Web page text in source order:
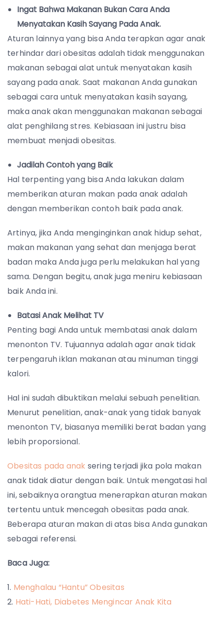
Ingat Bahwa Makanan Bukan Cara Anda
Menyatakan Kasih Sayang Pada Anak.
Aturan lainnya yang bisa Anda terapkan agar anak
terhindar dari obesitas adalah tidak menggunakan
makanan sebagai alat untuk menyatakan kasih
sayang pada anak. Saat makanan Anda gunakan
sebagai cara untuk menyatakan kasih sayang,
maka anak akan menggunakan makanan sebagai
alat penghilang stres. Kebiasaan ini justru bisa
membuat menjadi obesitas.
Jadilah Contoh yang Baik
Hal terpenting yang bisa Anda lakukan dalam
memberikan aturan makan pada anak adalah
dengan memberikan contoh baik pada anak.
Artinya, jika Anda menginginkan anak hidup sehat,
makan makanan yang sehat dan menjaga berat
badan maka Anda juga perlu melakukan hal yang
sama. Dengan begitu, anak juga meniru kebiasaan
baik Anda ini.
Batasi Anak Melihat TV
Penting bagi Anda untuk membatasi anak dalam
menonton TV. Tujuannya adalah agar anak tidak
terpengaruh iklan makanan atau minuman tinggi
kalori.
Hal ini sudah dibuktikan melalui sebuah penelitian.
Menurut penelitian, anak-anak yang tidak banyak
menonton TV, biasanya memiliki berat badan yang
lebih proporsional.
Obesitas pada anak sering terjadi jika pola makan
anak tidak diatur dengan baik. Untuk mengatasi hal
ini, sebaiknya orangtua menerapkan aturan makan
tertentu untuk mencegah obesitas pada anak.
Beberapa aturan makan di atas bisa Anda gunakan
sebagai referensi.
Baca Juga:
Menghalau “Hantu” Obesitas
Hati-Hati, Diabetes Mengincar Anak Kita